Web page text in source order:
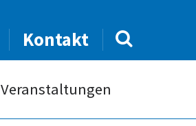
Kontakt
Veranstaltungen